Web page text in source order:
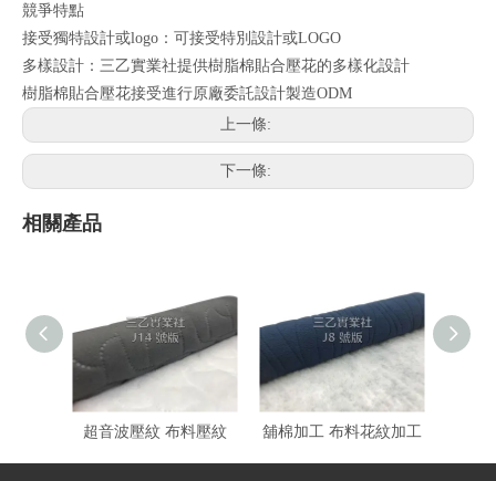
競爭特點
接受獨特設計或logo：可接受特別設計或LOGO
多樣設計：三乙實業社提供樹脂棉貼合壓花的多樣化設計
樹脂棉貼合壓花接受進行原廠委託設計製造ODM
上一條:
下一條:
相關產品
超音波壓紋 布料壓紋 舖棉加工 布料花紋加工